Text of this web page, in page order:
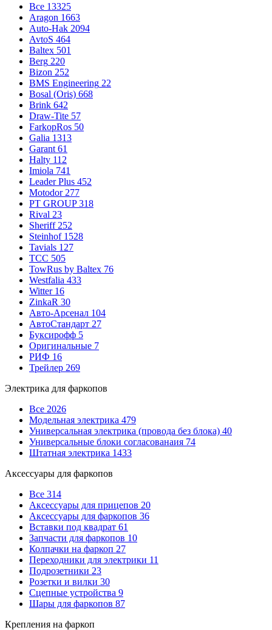
Все 13325
Aragon 1663
Auto-Hak 2094
AvtoS 464
Baltex 501
Berg 220
Bizon 252
BMS Engineering 22
Bosal (Oris) 668
Brink 642
Draw-Tite 57
FarkopRos 50
Galia 1313
Garant 61
Halty 112
Imiola 741
Leader Plus 452
Motodor 277
PT GROUP 318
Rival 23
Sheriff 252
Steinhof 1528
Tavials 127
TCC 505
TowRus by Baltex 76
Westfalia 433
Witter 16
ZinkaR 30
Авто-Арсенал 104
АвтоСтандарт 27
Буксирофф 5
Оригинальные 7
РИФ 16
Трейлер 269
Электрика для фаркопов
Все 2026
Модельная электрика 479
Универсальная электрика (провода без блока) 40
Универсальные блоки согласованаия 74
Штатная электрика 1433
Аксессуары для фаркопов
Все 314
Аксессуары для прицепов 20
Аксессуары для фаркопов 36
Вставки под квадрат 61
Запчасти для фаркопов 10
Колпачки на фаркоп 27
Переходники для электрики 11
Подрозетники 23
Розетки и вилки 30
Сцепные устройства 9
Шары для фаркопов 87
Крепления на фаркоп